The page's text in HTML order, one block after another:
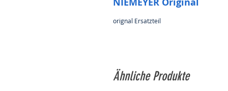
orignal Ersatzteil
Ähnliche Produkte